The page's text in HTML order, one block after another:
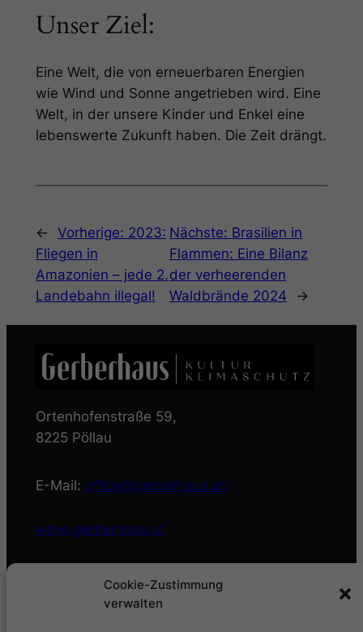
Cookie-Zustimmung
verwalten
Unser Ziel:
Eine Welt, die von erneuerbaren Energien
wie Wind und Sonne angetrieben wird. Eine
Welt, in der unsere Kinder und Enkel eine
lebenswerte Zukunft haben. Die Zeit drängt.
← Vorherige: 2023:
Fliegen in
Amazonien – jede 2.
Landebahn illegal!
Nächste: Brasilien in
Flammen: Eine Bilanz
der verheerenden
Waldbrände 2024
→
Ortenhofenstraße 59,
8225 Pöllau
E-Mail: office@gerberhaus.at
www.gerberhaus.at